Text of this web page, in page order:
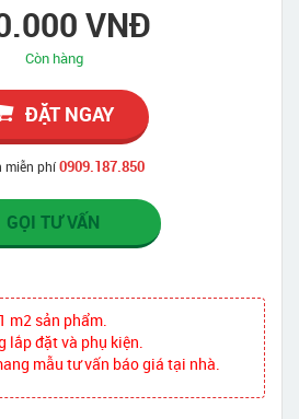
VNĐ
Còn hàng
ĐẶT NGAY
miễn phí0909.187.850
GỌI TƯ VẤN
m2 sản phẩm.
lắp đặt và phụ kiện.
mẫu tư vấn báo giá tại nhà.